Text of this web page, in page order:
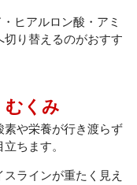
ヒアルロン酸・アミ
切り替えるのがおすす
むくみ
素や栄養が行き渡らず
ちます。
ラインが重たく見え